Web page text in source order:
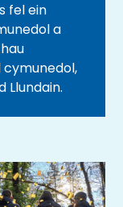
fel ein
a
Llundain.